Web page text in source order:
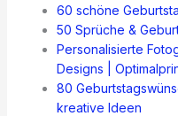
60 schöne
50 Sprüche &
Personalisierte
Designs |
80
kreative Ideen